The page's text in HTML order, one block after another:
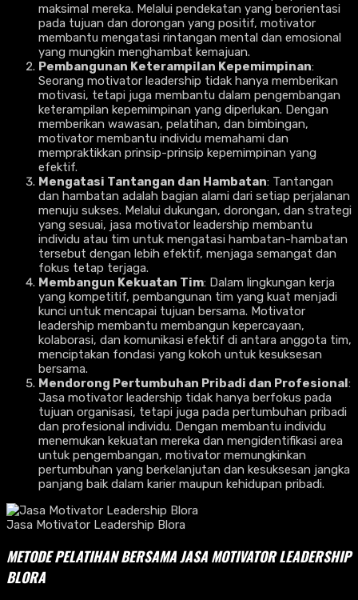
maksimal mereka. Melalui pendekatan yang berorientasi
pada tujuan dan dorongan yang positif, motivator
membantu mengatasi rintangan mental dan emosional
yang mungkin menghambat kemajuan.
Pembangunan Keterampilan Kepemimpinan:
Seorang motivator leadership tidak hanya memberikan
motivasi, tetapi juga membantu dalam pengembangan
keterampilan kepemimpinan yang diperlukan. Dengan
memberikan wawasan, pelatihan, dan bimbingan,
motivator membantu individu memahami dan
mempraktikkan prinsip-prinsip kepemimpinan yang
efektif.
Mengatasi Tantangan dan Hambatan: Tantangan
dan hambatan adalah bagian alami dari setiap perjalanan
menuju sukses. Melalui dukungan, dorongan, dan strategi
yang sesuai, jasa motivator leadership membantu
individu atau tim untuk mengatasi hambatan-hambatan
tersebut dengan lebih efektif, menjaga semangat dan
fokus tetap terjaga.
Membangun Kekuatan Tim: Dalam lingkungan kerja
yang kompetitif, pembangunan tim yang kuat menjadi
kunci untuk mencapai tujuan bersama. Motivator
leadership membantu membangun kepercayaan,
kolaborasi, dan komunikasi efektif di antara anggota tim,
menciptakan fondasi yang kokoh untuk kesuksesan
bersama.
Mendorong Pertumbuhan Pribadi dan Profesional:
Jasa motivator leadership tidak hanya berfokus pada
tujuan organisasi, tetapi juga pada pertumbuhan pribadi
dan profesional individu. Dengan membantu individu
menemukan kekuatan mereka dan mengidentifikasi area
untuk pengembangan, motivator memungkinkan
pertumbuhan yang berkelanjutan dan kesuksesan jangka
panjang baik dalam karier maupun kehidupan pribadi.
Jasa Motivator Leadership Blora
METODE PELATIHAN BERSAMA JASA MOTIVATOR LEADERSHIP
BLORA